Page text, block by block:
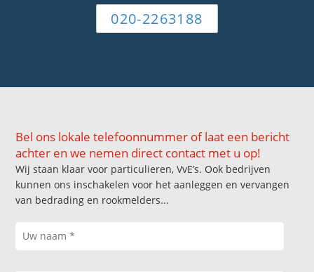
020-2263188
Bel ons lokale telefoonnummer of laat een bericht
achter en we nemen direct contact met u op!
Wij staan klaar voor particulieren, VvE’s. Ook bedrijven
kunnen ons inschakelen voor het aanleggen en vervangen
van bedrading en rookmelders...